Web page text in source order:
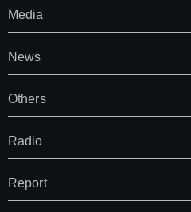
Media
News
Others
Radio
Report